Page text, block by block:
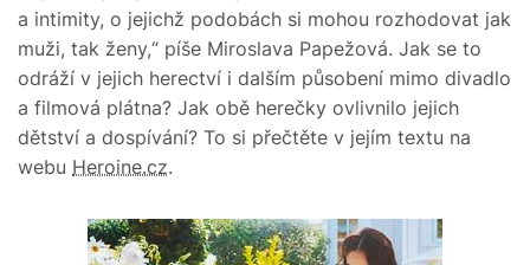
a intimity, o jejichž podobách si mohou rozhodovat jak
muži, tak ženy,“ píše Miroslava Papežová. Jak se to
odráží v jejich herectví i dalším působení mimo divadlo
a filmová plátna? Jak obě herečky ovlivnilo jejich
dětství a dospívání? To si přečtěte v jejím textu na
webu Heroine.cz.